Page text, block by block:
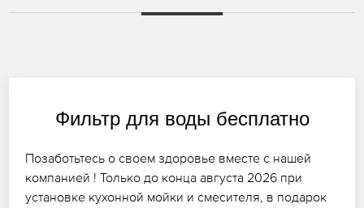
Фильтр для воды бесплатно
Позаботьтесь о своем здоровье вместе с нашей
компанией ! Только до конца августа 2026 при
установке кухонной мойки и смесителя, в подарок